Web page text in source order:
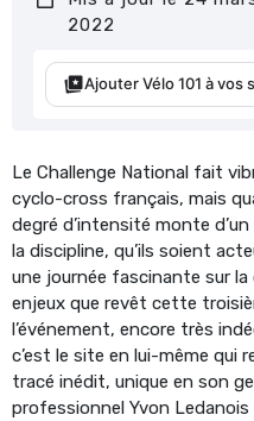
2022
Ajouter Vélo 101 à
Le Challenge National fait
cyclo-cross français, mais
degré d’intensité monte
la discipline, qu’ils soient
une journée fascinante sur
enjeux que revêt cette
l’événement, encore très
c’est le site en lui-même
tracé inédit, unique en son
professionnel Yvon